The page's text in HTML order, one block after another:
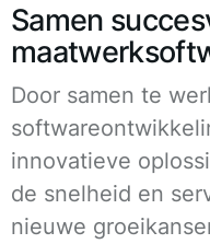
Samen
Door samen te
innovatieve
de snelheid en
nieuwe